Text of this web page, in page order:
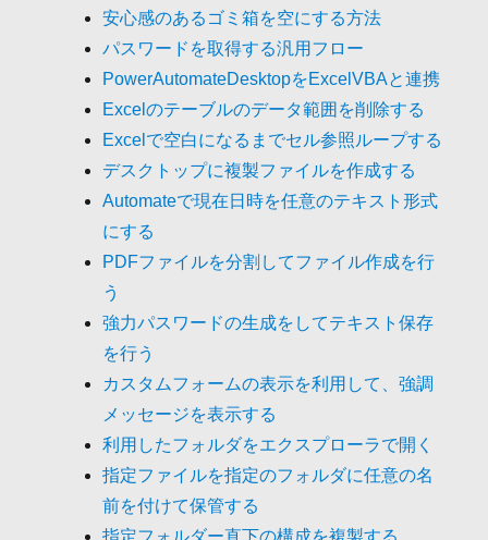
安心感のあるゴミ箱を空にする方法
パスワードを取得する汎用フロー
PowerAutomateDesktopをExcelVBAと連携
Excelのテーブルのデータ範囲を削除する
Excelで空白になるまでセル参照ループする
デスクトップに複製ファイルを作成する
Automateで現在日時を任意のテキスト形式
にする
PDFファイルを分割してファイル作成を行
う
強力パスワードの生成をしてテキスト保存
を行う
カスタムフォームの表示を利用して、強調
メッセージを表示する
利用したフォルダをエクスプローラで開く
指定ファイルを指定のフォルダに任意の名
前を付けて保管する